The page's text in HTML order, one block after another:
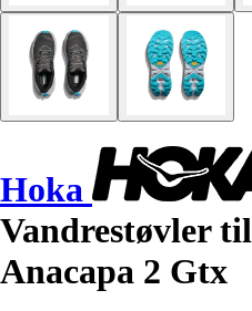
Hoka
Vandrestøvler
Anacapa 2 Gtx